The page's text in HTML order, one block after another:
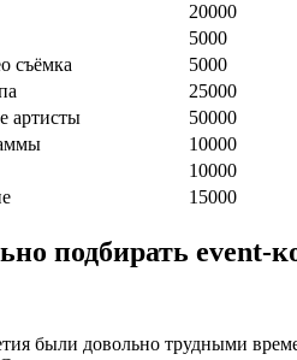
20000
5000
съёмка
5000
25000
артисты
50000
10000
10000
15000
подбирать event-
были довольно трудными